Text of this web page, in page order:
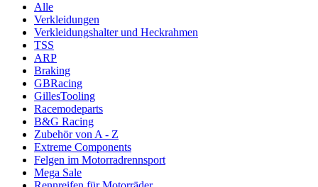
Alle
Verkleidungen
Verkleidungshalter und Heckrahmen
TSS
ARP
Braking
GBRacing
GillesTooling
Racemodeparts
B&G Racing
Zubehör von A - Z
Extreme Components
Felgen im Motorradrennsport
Mega Sale